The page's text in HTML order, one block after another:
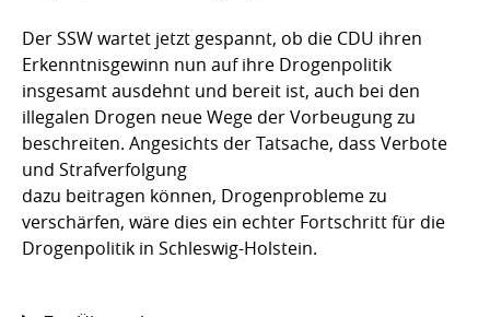
Der SSW wartet jetzt gespannt, ob die CDU ihren
Erkenntnisgewinn nun auf ihre Drogenpolitik
insgesamt ausdehnt und bereit ist, auch bei den
illegalen Drogen neue Wege der Vorbeugung zu
beschreiten. Angesichts der Tatsache, dass Verbote
und Strafverfolgung
dazu beitragen können, Drogenprobleme zu
verschärfen, wäre dies ein echter Fortschritt für die
Drogenpolitik in Schleswig-Holstein. 